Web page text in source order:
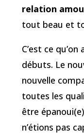
relation
tout beau et
C’est ce
débuts. Le
nouvelle
toutes les
être
n’étions pas